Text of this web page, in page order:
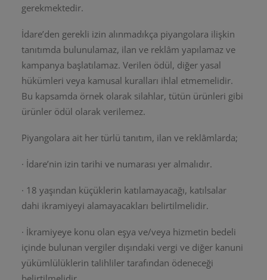
gerekmektedir.
İdare’den gerekli izin alınmadıkça piyangolara ilişkin
tanıtımda bulunulamaz, ilan ve reklâm yapılamaz ve
kampanya başlatılamaz. Verilen ödül, diğer yasal
hükümleri veya kamusal kuralları ihlal etmemelidir.
Bu kapsamda örnek olarak silahlar, tütün ürünleri gibi
ürünler ödül olarak verilemez.
Piyangolara ait her türlü tanıtım, ilan ve reklâmlarda;
· İdare’nin izin tarihi ve numarası yer almalıdır.
· 18 yaşından küçüklerin katılamayacağı, katılsalar
dahi ikramiyeyi alamayacakları belirtilmelidir.
· İkramiyeye konu olan eşya ve/veya hizmetin bedeli
içinde bulunan vergiler dışındaki vergi ve diğer kanuni
yükümlülüklerin talihliler tarafından ödeneceği